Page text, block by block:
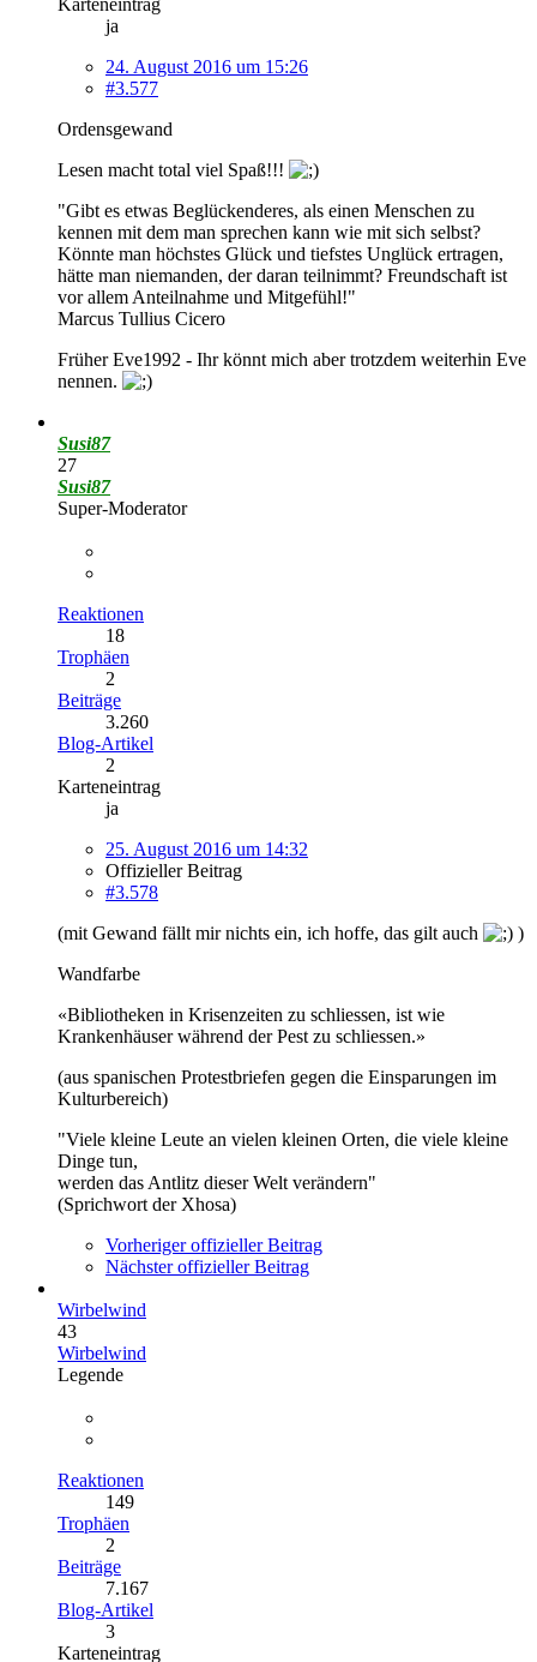
ja
24. August 2016 um 15:26
#3.577
Ordensgewand
Lesen macht total viel Spaß!!!
"Gibt es etwas Beglückenderes, als einen Menschen zu
kennen mit dem man sprechen kann wie mit sich selbst?
Könnte man höchstes Glück und tiefstes Unglück ertragen,
hätte man niemanden, der daran teilnimmt? Freundschaft ist
vor allem Anteilnahme und Mitgefühl!"
Marcus Tullius Cicero
Früher Eve1992 - Ihr könnt mich aber trotzdem weiterhin Eve
nennen.
Susi87
27
Susi87
Super-Moderator
Reaktionen
18
Trophäen
2
Beiträge
3.260
Blog-Artikel
2
Karteneintrag
ja
25. August 2016 um 14:32
Offizieller Beitrag
#3.578
(mit Gewand fällt mir nichts ein, ich hoffe, das gilt auch
)
Wandfarbe
«Bibliotheken in Krisenzeiten zu schliessen, ist wie
Krankenhäuser während der Pest zu schliessen.»
(aus spanischen Protestbriefen gegen die Einsparungen im
Kulturbereich)
"Viele kleine Leute an vielen kleinen Orten, die viele kleine
Dinge tun,
werden das Antlitz dieser Welt verändern"
(Sprichwort der Xhosa)
Vorheriger offizieller Beitrag
Nächster offizieller Beitrag
Wirbelwind
43
Wirbelwind
Legende
Reaktionen
149
Trophäen
2
Beiträge
7.167
Blog-Artikel
3
Karteneintrag